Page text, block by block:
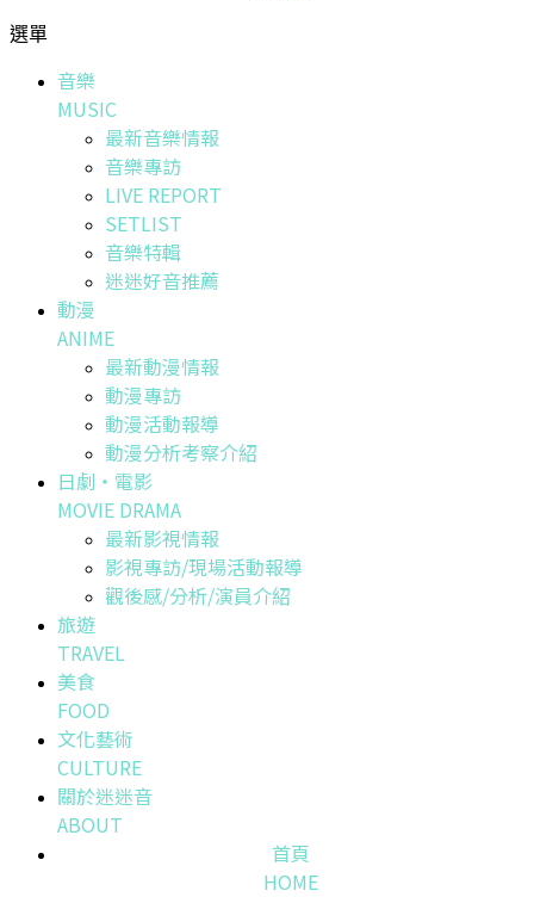
選單
音樂
MUSIC
最新音樂情報
音樂專訪
LIVE REPORT
SETLIST
音樂特輯
迷迷好音推薦
動漫
ANIME
最新動漫情報
動漫專訪
動漫活動報導
動漫分析考察介紹
日劇・電影
MOVIE DRAMA
最新影視情報
影視專訪/現場活動報導
觀後感/分析/演員介紹
旅遊
TRAVEL
美食
FOOD
文化藝術
CULTURE
關於迷迷音
ABOUT
首頁
HOME